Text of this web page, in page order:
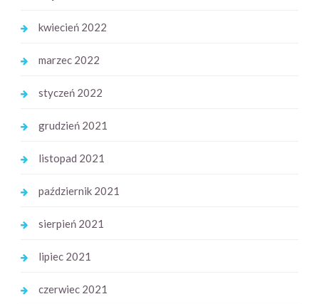
kwiecień 2022
marzec 2022
styczeń 2022
grudzień 2021
listopad 2021
październik 2021
sierpień 2021
lipiec 2021
czerwiec 2021